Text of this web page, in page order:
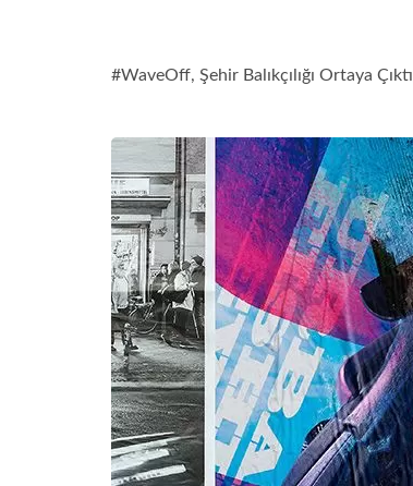
#WaveOff, Şehir Balıkçılığı Ortaya Çıktı